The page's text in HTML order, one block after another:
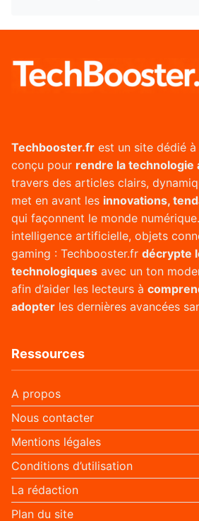
Techbooster.fr est un site dédié à
conçu pour rendre la technologie
travers des articles clairs,
met en avant les innovations,
qui façonnent le monde
intelligence artificielle, objets
gaming : Techbooster.fr décrypte
technologiques avec un ton
afin d’aider les lecteurs à
adopter les dernières avancées
Ressources
A propos
Nous contacter
Mentions légales
Conditions d’utilisation
La rédaction
Plan du site